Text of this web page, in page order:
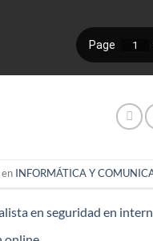
INFORMÁTICA Y
en seguridad en